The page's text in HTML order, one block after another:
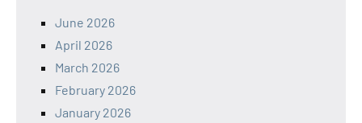
June 2026
April 2026
March 2026
February 2026
January 2026